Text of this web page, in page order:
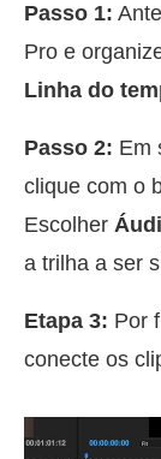
Passo 1:
Pro e
Linha do
Passo 2: Em
clique com o
Escolher
a trilha a ser
Etapa 3: Por
conecte os